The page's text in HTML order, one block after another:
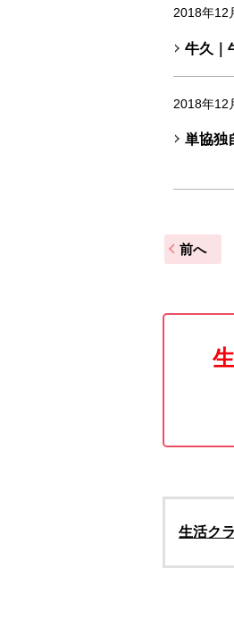
2018年12
牛久｜
2018年12
単協独
前へ
生活ク